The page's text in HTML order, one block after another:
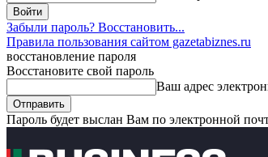
Забыли пароль? Восстановить...
Правила пользования сайтом gazetabiznes.ru
восстановление пароля
Восстановите свой пароль
Ваш адрес
Пароль будет выслан Вам по электронной